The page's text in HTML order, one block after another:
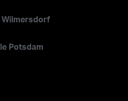
Wilmersdorf
Potsdam